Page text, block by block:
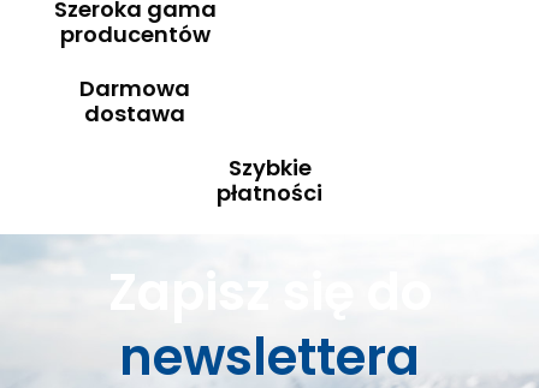
Szeroka gama
producentów
Darmowa
dostawa
Szybkie
płatności
Zapisz się do
newslettera